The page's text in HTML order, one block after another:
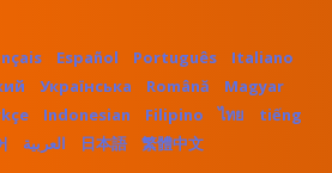
Español Português
Italiano
Українська Română
Magyar
Indonesian Filipino ไทย
tiếng
العربية 日本語 繁體中文